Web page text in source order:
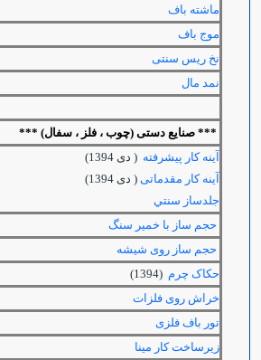
ماشته باف
موج باف
نخ ریس سنتی
نمد مال
*** صنایع دستی (چوب ، فلز ، سفال) ***
آینه کار پیشرفته ( دی 1394)
آینه کار مقدماتی ( دی 1394)
جلدساز سنتي
حجم ساز با خمیر سنگ
حجم ساز روی شیشه
حکاک چرم (1394)
خراش روی فلزات
تور باف فلزی
زیرساخت کار مینا